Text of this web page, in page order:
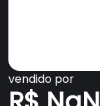
vendido por